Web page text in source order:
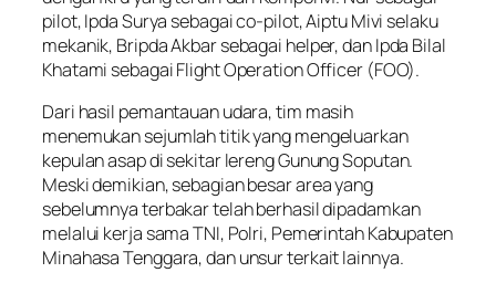
pilot, Ipda Surya sebagai co-pilot, Aiptu Mivi selaku
mekanik, Bripda Akbar sebagai helper, dan Ipda Bilal
Khatami sebagai Flight Operation Officer (FOO).
Dari hasil pemantauan udara, tim masih
menemukan sejumlah titik yang mengeluarkan
kepulan asap di sekitar lereng Gunung Soputan.
Meski demikian, sebagian besar area yang
sebelumnya terbakar telah berhasil dipadamkan
melalui kerja sama TNI, Polri, Pemerintah Kabupaten
Minahasa Tenggara, dan unsur terkait lainnya.